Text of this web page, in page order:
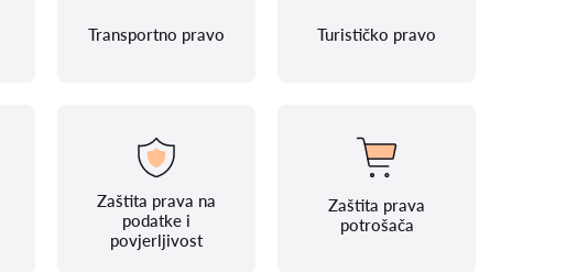
Transportno pravo Turističko pravo
Zaštita prava na
podatke i
povjerljivost
Zaštita prava
potrošača